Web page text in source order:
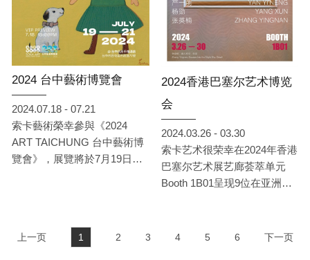
嚴一能、Kim Sunwoo、
NKSIN
(依姓氏筆畫排列)。本次帶來
的藝術家創作涵括了「直覺意
象」和「非直覺意象」兩部
份，各透露著藝術家的心境與
故事，向觀者傳達出不同的當
代藝術語彙。
2024 台中藝術博覽會
2024.07.18 - 07.21
索卡藝術榮幸參與《2024
ART TAICHUNG 台中藝術博
覽會》，展覽將於7月19日至7
造、池平徹兵、高島進、飯田
桐子、楊珪宋、橫坂竜也、
2024香港巴塞尔艺术博览
会
2024.03.26 - 03.30
索卡艺术很荣幸在2024年香港
巴塞尔艺术展艺廊荟萃单元
Booth 1B01呈现9位在亚洲已
的精彩作品。参展艺术家包含
上一页 1 2 3 4 5 6 下一页